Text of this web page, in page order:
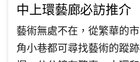
中上環藝廊必訪推介
藝術無處不在，從繁華的
角小巷都可尋找藝術的蹤